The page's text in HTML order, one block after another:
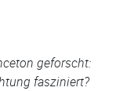
geforscht:
fasziniert?